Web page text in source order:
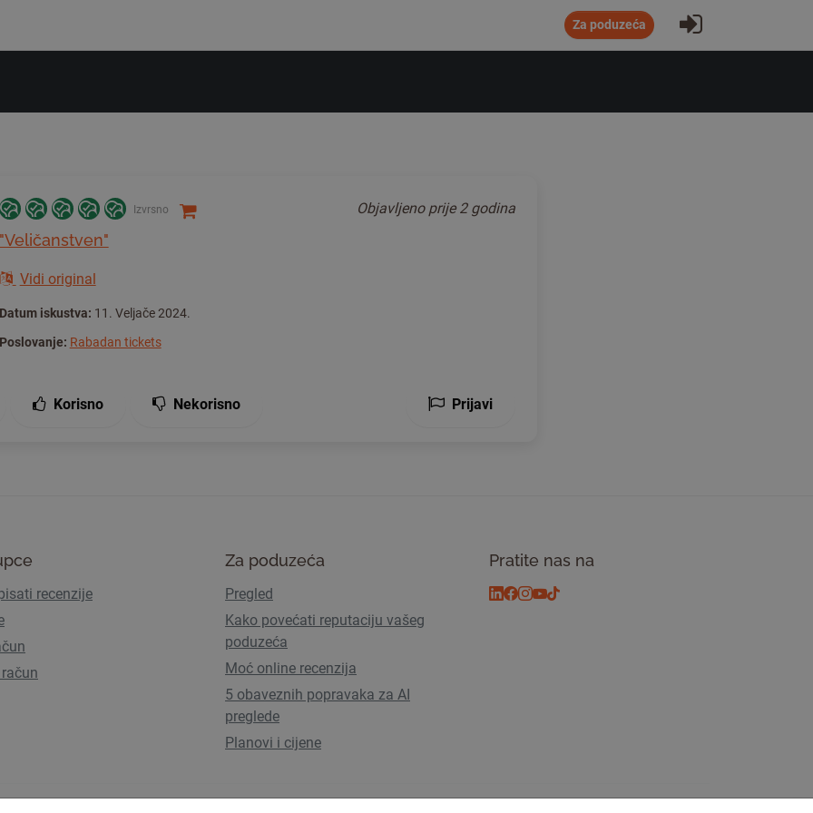
Za poduzeća Prijavite se
Izvrsno Objavljeno prije 2 godina
"Veličanstven"
Vidi original
Datum iskustva: 11. Veljače 2024.
Poslovanje: Rabadan tickets
Korisno Nekorisno Prijavi
recenzije
Za poduzeća
Pregled
Kako povećati reputaciju vašeg
poduzeća
Moć online recenzija
5 obaveznih popravaka za AI
preglede
Planovi i cijene
Pratite nas na